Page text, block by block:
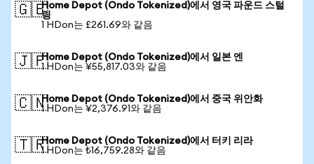
🇬🇧Home Depot (Ondo Tokenized)에서 영국 파운드 스털
링
1 HDon는 £261.69와 같음
🇯🇵Home Depot (Ondo Tokenized)에서 일본 엔
1 HDon는 ¥55,817.03와 같음
🇨🇳Home Depot (Ondo Tokenized)에서 중국 위안화
1 HDon는 ¥2,376.91와 같음
🇹🇷Home Depot (Ondo Tokenized)에서 터키 리라
1 HDon는 ₺16,759.28와 같음